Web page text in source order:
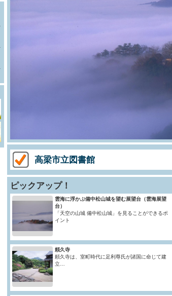
高梁市立図書館
ピックアップ！
雲海に浮かぶ備中松山城を望む展望台（雲海展望
台）
「天空の山城 備中松山城」を見ることができるポ
イント
頼久寺
頼久寺は、室町時代に足利尊氏が諸国に命じて建
立…